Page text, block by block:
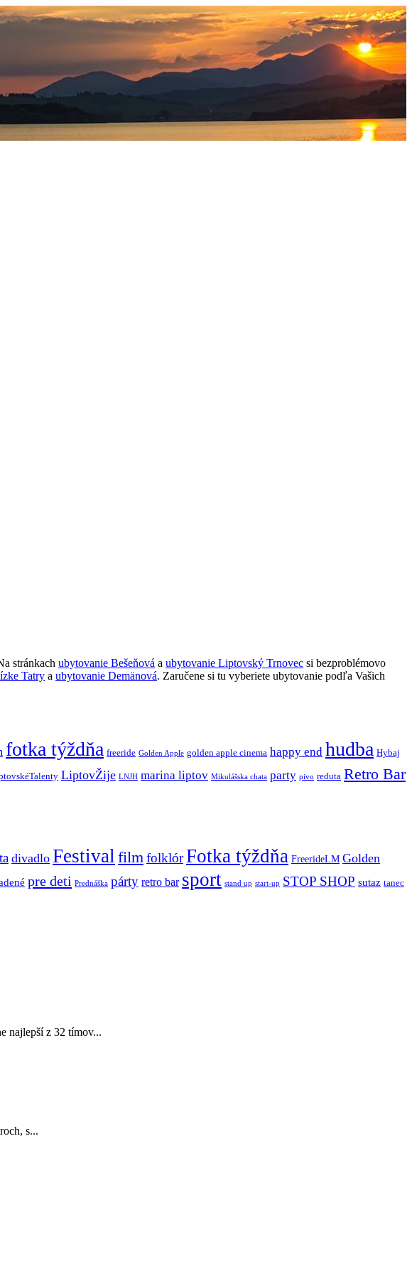
stránkach ubytovanie Bešeňová a ubytovanie Liptovský Trnovec si bezproblémovo
Tatry a ubytovanie Demänová. Zaručene si tu vyberiete ubytovanie podľa Vašich
fotka týždňa freeride Golden Apple golden apple cinema happy end hudba Hybaj
LiptovŽije LNJH marina liptov Mikulášska chata party pivo reduta Retro Bar
divadlo Festival filmfolklórFotka týždňa FreerideLM Golden
pre deti Prednáška párty retro bar sport stand up start-up STOP SHOP sutaz tanec
najlepší z 32 tímov...
s...